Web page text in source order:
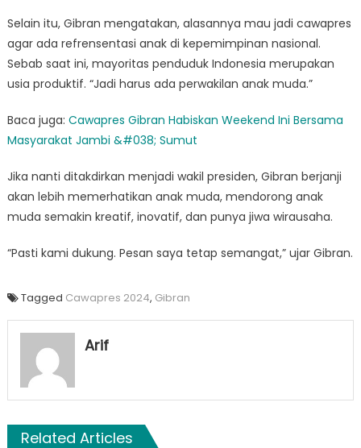
Selain itu, Gibran mengatakan, alasannya mau jadi cawapres
agar ada refrensentasi anak di kepemimpinan nasional.
Sebab saat ini, mayoritas penduduk Indonesia merupakan
usia produktif. “Jadi harus ada perwakilan anak muda.”
Baca juga: Cawapres Gibran Habiskan Weekend Ini Bersama
Masyarakat Jambi &#038; Sumut
Jika nanti ditakdirkan menjadi wakil presiden, Gibran berjanji
akan lebih memerhatikan anak muda, mendorong anak
muda semakin kreatif, inovatif, dan punya jiwa wirausaha.
“Pasti kami dukung. Pesan saya tetap semangat,” ujar Gibran.
Tagged Cawapres 2024, Gibran
Arif
Related Articles